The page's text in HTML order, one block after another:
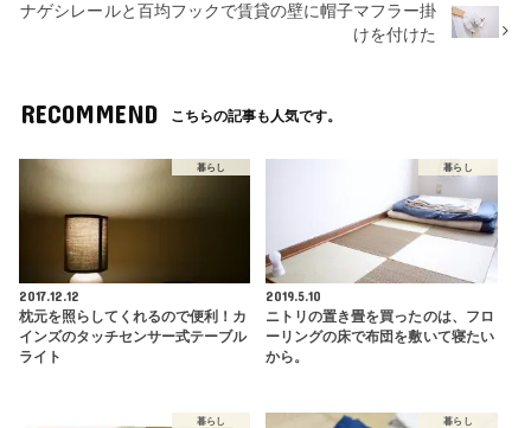
ナゲシレールと百均フックで賃貸の壁に帽子マフラー掛
けを付けた
RECOMMEND こちらの記事も人気です。
暮らし
2017.12.12
枕元を照らしてくれるので便利！カ
インズのタッチセンサー式テーブル
ライト
暮らし
2019.5.10
ニトリの置き畳を買ったのは、フロ
ーリングの床で布団を敷いて寝たい
から。
暮らし 暮らし